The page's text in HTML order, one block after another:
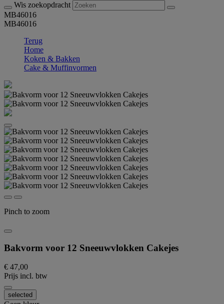
Wis zoekopdracht
MB46016
MB46016
Terug
Home
Koken & Bakken
Cake & Muffinvormen
Pinch to zoom
Bakvorm voor 12 Sneeuwvlokken Cakejes
€ 47,00
Prijs incl. btw
selected